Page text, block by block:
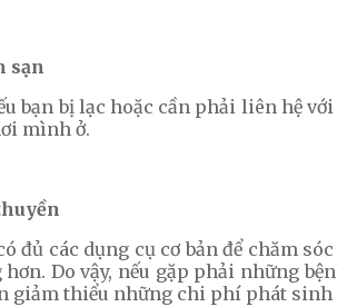
sạn
bạn bị lạc hoặc cần phải liên hệ
mình ở.
đủ các dụng cụ cơ bản để chăm
Do vậy, nếu gặp phải những
giảm thiểu những chi phí phát